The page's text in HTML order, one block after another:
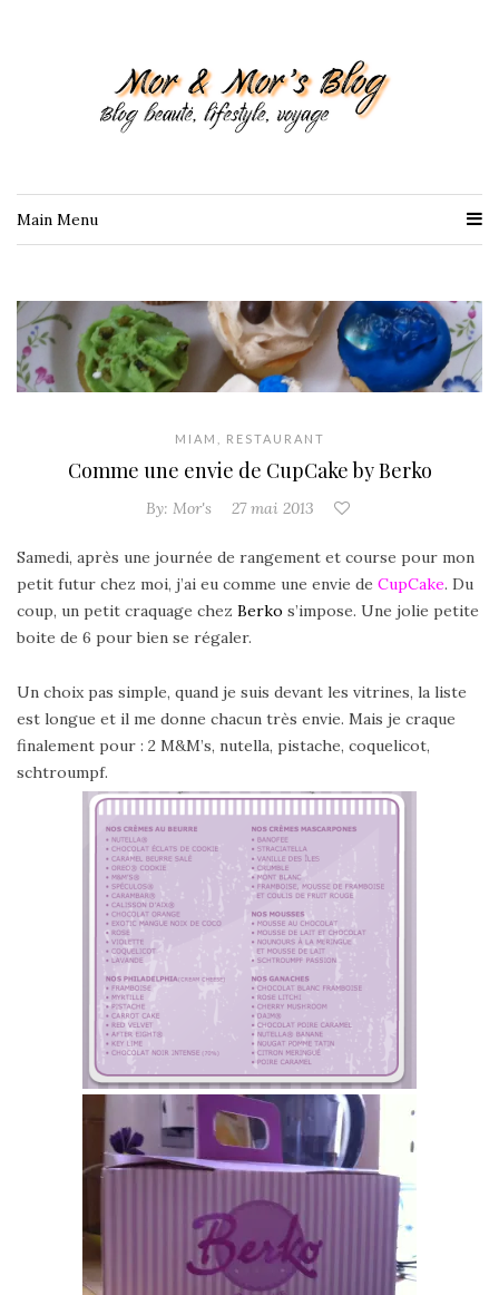
Main Menu
MIAM RESTAURANT
Comme une envie de CupCake by Berko
By: Mor's 27 mai 2013
Samedi, après une journée de rangement et course pour mon
petit futur chez moi, j’ai eu comme une envie de CupCake. Du
coup, un petit craquage chez Berko s’impose. Une jolie petite
boite de 6 pour bien se régaler.
Un choix pas simple, quand je suis devant les vitrines, la liste
est longue et il me donne chacun très envie. Mais je craque
finalement pour : 2 M&M’s, nutella, pistache, coquelicot,
schtroumpf.